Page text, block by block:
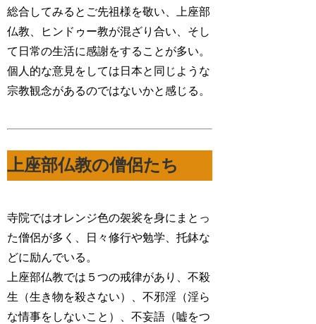
総合してみるとご先祖様を敬い、上座部
仏教、ヒンドゥー教が混ざり合い、そし
て日常の生活に感謝をすることが多い。
個人的な意見をしては日本と同じような
宗教観念があるのではないかと感じる。
上座部仏教の僧侶たち
寺院ではオレンジ色の袈裟を身にまとっ
た僧侶が多く、日々修行や勉学、托鉢な
どに励んでいる。
上座部仏教では５つの戒律があり、不殺
生（生き物を殺さない）、不邪淫（淫ら
な情事をしないこと）、不妄語（嘘をつ